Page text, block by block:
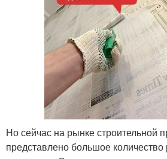
Но сейчас на рынке строительной
представлено большое